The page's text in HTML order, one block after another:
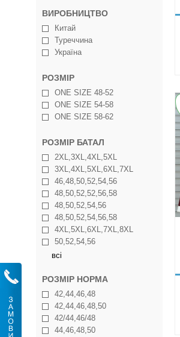
ВИРОБНИЦТВО
Китай
Туреччина
Україна
РОЗМІР
ONE SIZE 48-52
ONE SIZE 54-58
ONE SIZE 58-62
РОЗМІР БАТАЛ
2XL,3XL,4XL,5XL
3XL,4XL,5XL,6XL,7XL
46,48,50,52,54,56
48,50,52,52,56,58
48,50,52,54,56
48,50,52,54,56,58
4XL,5XL,6XL,7XL,8XL
50,52,54,56
всі
РОЗМІР НОРМА
42,44,46,48
42,44,46,48,50
42/44,46/48
44,46,48,50